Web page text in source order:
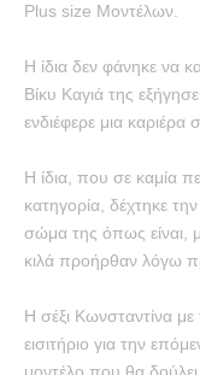
Plus size Μοντέλων.
Η ίδια δεν φάνηκε να
Βίκυ Καγιά της
ενδιέφερε μια καριέρα
Η ίδια, που σε καμία
κατηγορία, δέχτηκε
σώμα της όπως είναι,
κιλά προήρθαν λόγω
Η σέξι Κωνσταντίνα με
εισιτήριο για την